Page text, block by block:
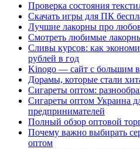
Проверка состояния
Скачать игры для ПК
Лучшие лакорны про
Смотреть любимые
Сливы курсов: как
рублей в год
Kinogo — сайт с большим
Дорамы, которые стали
Сигареты оптом:
Сигареты оптом Украина
предпринимателей
Полный обзор оптовой
Почему важно выбирать
оптом